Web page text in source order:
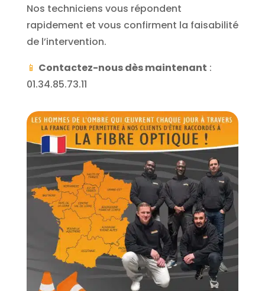
Nos techniciens vous répondent
rapidement et vous confirment la faisabilité
de l’intervention.
📱 Contactez-nous dès maintenant :
01.34.85.73.11